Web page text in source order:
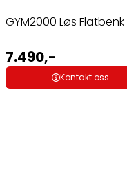
GYM2000 Løs Flatbenk
7.490,-
Kontakt oss